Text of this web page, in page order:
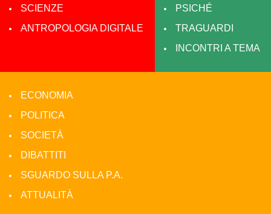
SCIENZE
ANTROPOLOGIA DIGITALE
PSICHÉ
TRAGUARDI
INCONTRI A TEMA
ECONOMIA
POLITICA
SOCIETÀ
DIBATTITI
SGUARDO SULLA P.A.
ATTUALITÀ